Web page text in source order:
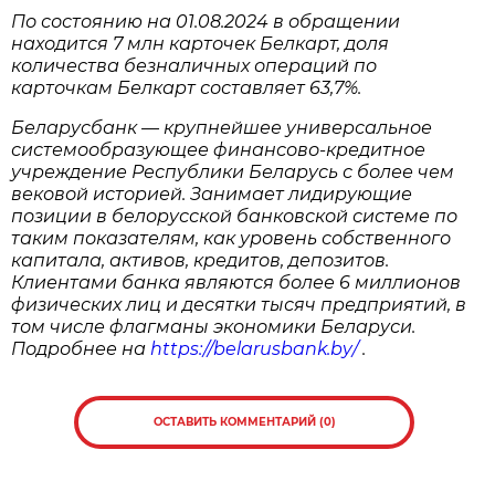
По состоянию на 01.08.2024 в обращении
находится 7 млн карточек Белкарт, доля
количества безналичных операций по
карточкам Белкарт составляет 63,7%.
Беларусбанк — крупнейшее универсальное
системообразующее финансово-кредитное
учреждение Республики Беларусь с более чем
вековой историей. Занимает лидирующие
позиции в белорусской банковской системе по
таким показателям, как уровень собственного
капитала, активов, кредитов, депозитов.
Клиентами банка являются более 6 миллионов
физических лиц и десятки тысяч предприятий, в
том числе флагманы экономики Беларуси.
Подробнее наhttps://belarusbank.by/.
ОСТАВИТЬ КОММЕНТАРИЙ (0)